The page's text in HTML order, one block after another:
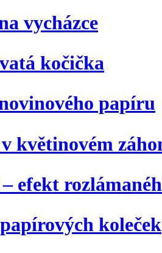
vycházce
kočička
papíru
květinovém
efekt
koleček